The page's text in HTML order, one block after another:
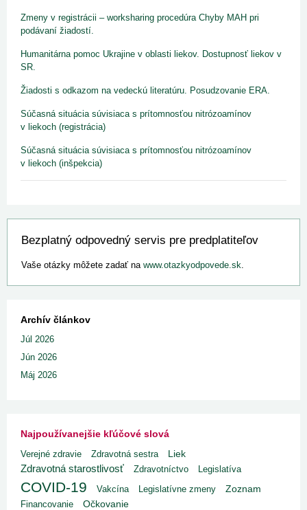
Zmeny v registrácii – worksharing procedúra Chyby MAH pri
podávaní žiadostí.
Humanitárna pomoc Ukrajine v oblasti liekov. Dostupnosť liekov v
SR.
Žiadosti s odkazom na vedeckú literatúru. Posudzovanie ERA.
Súčasná situácia súvisiaca s prítomnosťou nitrózoamínov
v liekoch (registrácia)
Súčasná situácia súvisiaca s prítomnosťou nitrózoamínov
v liekoch (inšpekcia)
Bezplatný odpovedný servis pre predplatiteľov
Vaše otázky môžete zadať na www.otazkyodpovede.sk.
Archív článkov
Júl 2026
Jún 2026
Máj 2026
Najpoužívanejšie kľúčové slová
Verejné zdravie Zdravotná sestra Liek
Zdravotná starostlivosť Zdravotníctvo Legislatíva
COVID-19 Vakcína Legislatívne zmeny
Zoznam
Financovanie
Očkovanie